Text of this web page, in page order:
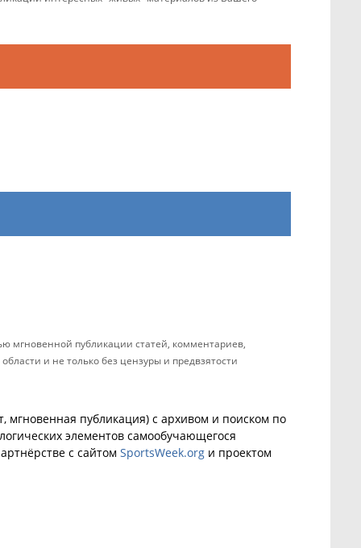
мгновенной публикации статей, комментариев,
и не только без цензуры и предвзятости
публикация) с архивом и поиском по
элементов самообучающегося
с сайтом SportsWeek.org и проектом